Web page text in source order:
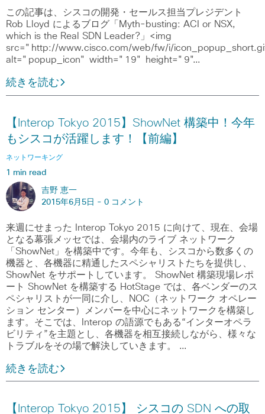
この記事は、シスコの開発・セールス担当プレジデント
Rob Lloyd によるブログ「Myth-busting: ACI or NSX,
which is the Real SDN Leader?」<img
src="http://www.cisco.com/web/fw/i/
alt="popup_icon" width="19" height="9"…
続きを読む
【Interop Tokyo 2015】ShowNet 構築中！今年
もシスコが活躍します！【前編】
ネットワーキング
1 min read
吉野 恵一
2015年6月5日 - 0 コメント
来週にせまった Interop Tokyo 2015 に向けて、現在、会場
となる幕張メッセでは、会場内のライブ ネットワーク
「ShowNet」を構築中です。今年も、シスコから数多くの
機器と、各機器に精通したスペシャリストたちを提供し、
ShowNet をサポートしています。 ShowNet 構築現場レポ
ート ShowNet を構築する HotStage では、各ベンダーのス
ペシャリストが一同に介し、NOC（ネットワーク オペレー
ション センター）メンバーを中心にネットワークを構築し
ます。そこでは、Interop の語源でもある“インターオペラ
ビリティ”を主題とし、各機器を相互接続しながら、様々な
トラブルをその場で解決していきます。 …
続きを読む
【Interop Tokyo 2015】 シスコの SDN への取